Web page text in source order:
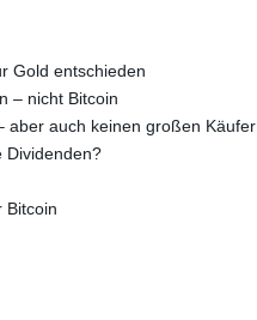
Gold entschieden
– nicht Bitcoin
aber auch keinen großen Käufer
Dividenden?
Bitcoin